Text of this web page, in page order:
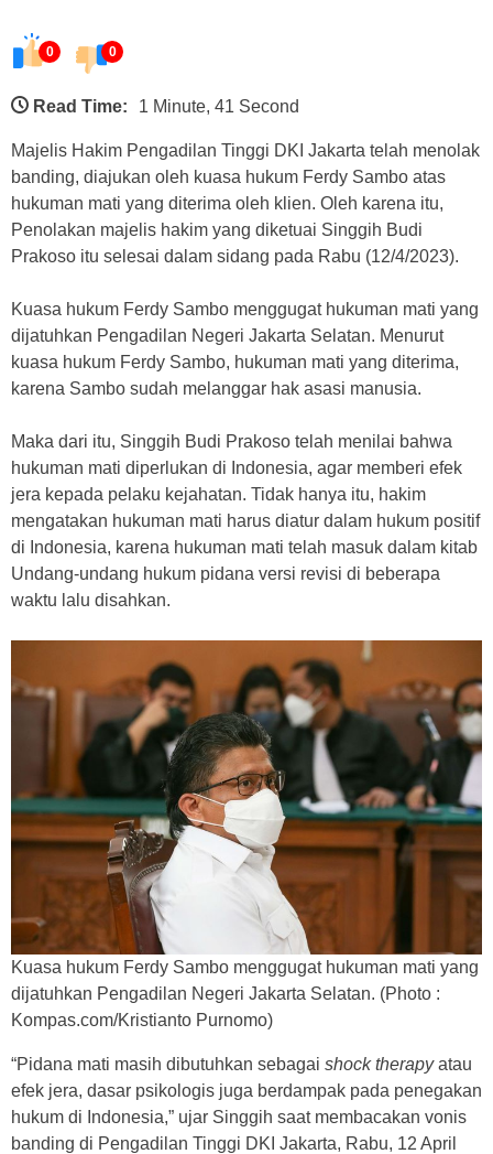
0 0
Read Time: 1 Minute, 41 Second
Majelis Hakim Pengadilan Tinggi DKI Jakarta telah menolak
banding, diajukan oleh kuasa hukum Ferdy Sambo atas
hukuman mati yang diterima oleh klien. Oleh karena itu,
Penolakan majelis hakim yang diketuai Singgih Budi
Prakoso itu selesai dalam sidang pada Rabu (12/4/2023).
Kuasa hukum Ferdy Sambo menggugat hukuman mati yang
dijatuhkan Pengadilan Negeri Jakarta Selatan. Menurut
kuasa hukum Ferdy Sambo, hukuman mati yang diterima,
karena Sambo sudah melanggar hak asasi manusia.
Maka dari itu, Singgih Budi Prakoso telah menilai bahwa
hukuman mati diperlukan di Indonesia, agar memberi efek
jera kepada pelaku kejahatan. Tidak hanya itu, hakim
mengatakan hukuman mati harus diatur dalam hukum positif
di Indonesia, karena hukuman mati telah masuk dalam kitab
Undang-undang hukum pidana versi revisi di beberapa
waktu lalu disahkan.
Kuasa hukum Ferdy Sambo menggugat hukuman mati yang
dijatuhkan Pengadilan Negeri Jakarta Selatan. (Photo :
Kompas.com/Kristianto Purnomo)
“Pidana mati masih dibutuhkan sebagai shock therapyatau
efek jera, dasar psikologis juga berdampak pada penegakan
hukum di Indonesia,” ujar Singgih saat membacakan vonis
banding di Pengadilan Tinggi DKI Jakarta, Rabu, 12 April